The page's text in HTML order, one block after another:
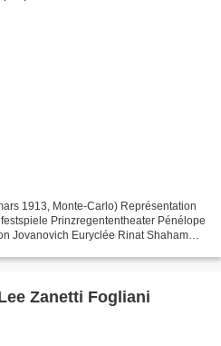
1913, Monte-Carlo) Représentation
Prinzregententheater Pénélope
Jovanovich Euryclée Rinat Shaham
Zanetti Fogliani